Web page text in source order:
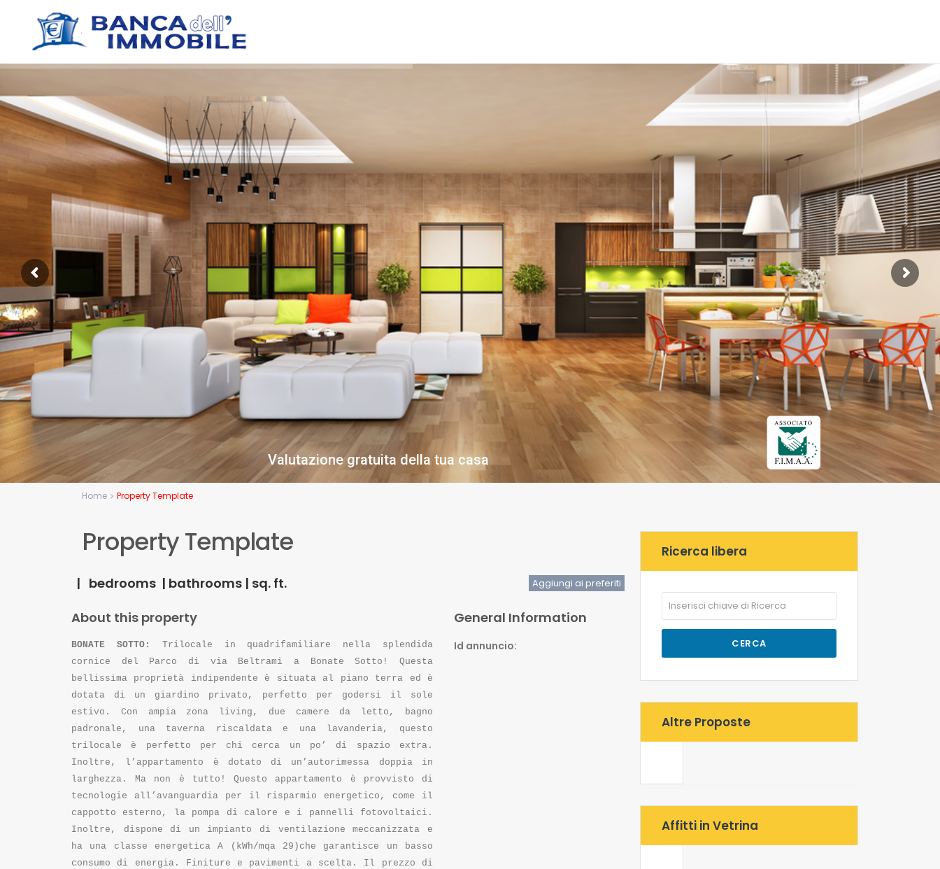
Valutazione gratuita della tua casa
Home Property Template
Property Template
| bedrooms | bathrooms | sq. ft. Aggiungi ai preferiti
About this property
BONATE SOTTO: Trilocale in quadrifamiliare nella splendida
cornice del Parco di via Beltrami a Bonate Sotto! Questa
bellissima proprietà indipendente è situata al piano terra ed è
dotata di un giardino privato, perfetto per godersi il sole
estivo. Con ampia zona living, due camere da letto, bagno
padronale, una taverna riscaldata e una lavanderia, questo
trilocale è perfetto per chi cerca un po’ di spazio extra.
Inoltre, l’appartamento è dotato di un’autorimessa doppia in
larghezza. Ma non è tutto! Questo appartamento è provvisto di
tecnologie all’avanguardia per il risparmio energetico, come il
cappotto esterno, la pompa di calore e i pannelli fotovoltaici.
Inoltre, dispone di un impianto di ventilazione meccanizzata e
ha una classe energetica A (kWh/mqa 29)che garantisce un basso
consumo di energia. Finiture e pavimenti a scelta. Il prezzo di
General Information
Id annuncio:
Ricerca libera
CERCA
Altre Proposte
Affitti in Vetrina